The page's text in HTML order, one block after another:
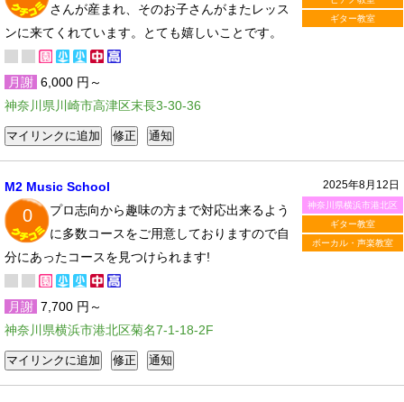
ギター教室
さんが産まれ、そのお子さんがまたレッス
ンに来てくれています。とても嬉しいことです。
月謝 6,000 円～
神奈川県川崎市高津区末長3-30-36
2025年8月12日
神奈川県横浜市港北区
ギター教室
ボーカル・声楽教室
M2 Music School
0
プロ志向から趣味の方まで対応出来るよう
に多数コースをご用意しておりますので自
分にあったコースを見つけられます!
月謝 7,700 円～
神奈川県横浜市港北区菊名7-1-18-2F